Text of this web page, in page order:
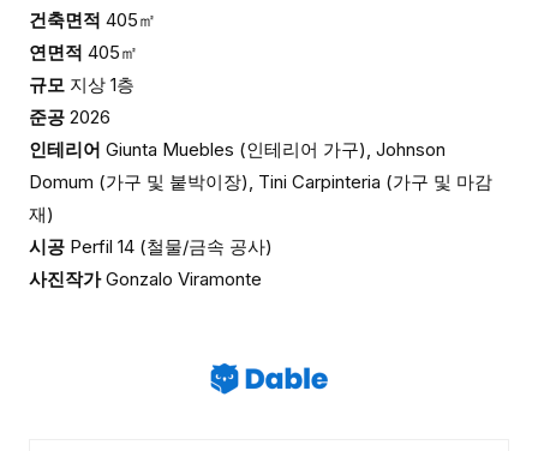
건축면적 405㎡
연면적 405㎡
규모 지상 1층
준공 2026
인테리어 Giunta Muebles (인테리어 가구), Johnson
Domum (가구 및 붙박이장), Tini Carpinteria (가구 및 마감
재)
시공 Perfil 14 (철물/금속 공사)
사진작가Gonzalo Viramonte